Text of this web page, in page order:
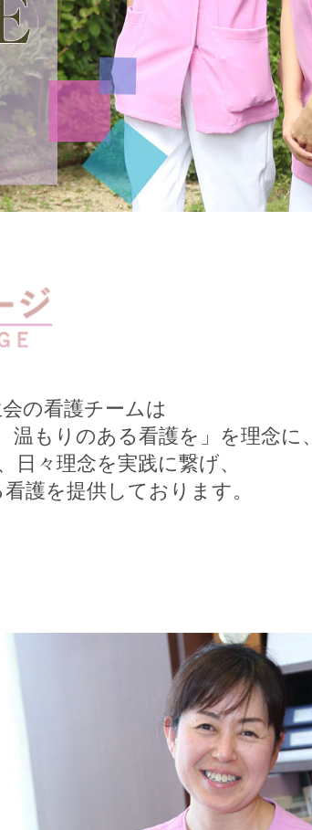
の看護チームは
温もりのある看護を」を理念に、
々理念を実践に繋げ、
護を提供しております。